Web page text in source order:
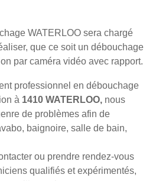
WATERLOO sera chargé
que ce soit un débouchage
par caméra vidéo avec rapport.
professionnel en débouchage
à 1410 WATERLOO, nous
de problèmes afin de
baignoire, salle de bain,
ou prendre rendez-vous
qualifiés et expérimentés,